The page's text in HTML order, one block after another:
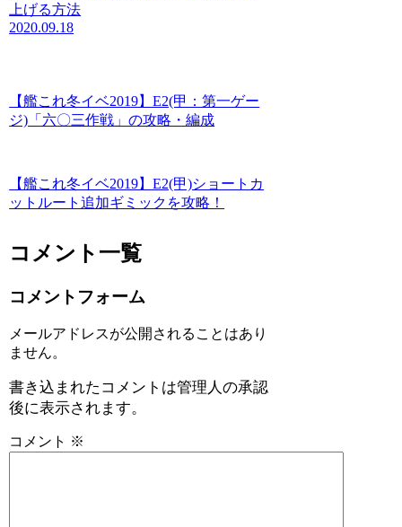
上げる方法
2020.09.18
【艦これ冬イベ2019】E2(甲：第一ゲー
ジ)「六〇三作戦」の攻略・編成
【艦これ冬イベ2019】E2(甲)ショートカ
ットルート追加ギミックを攻略！
コメント一覧
コメントフォーム
メールアドレスが公開されることはあり
ません。
書き込まれたコメントは管理人の承認
後に表示されます。
コメント ※